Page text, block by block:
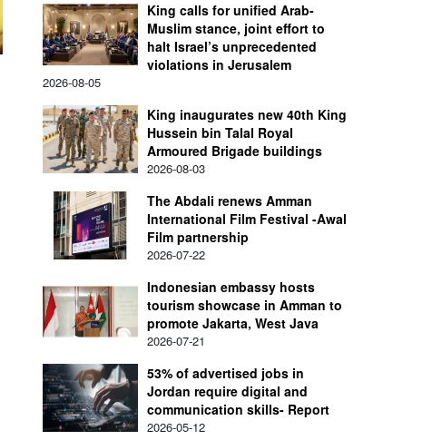
King calls for unified Arab-
Muslim stance, joint effort to
halt Israel’s unprecedented
violations in Jerusalem
2026-08-05
King inaugurates new 40th King
Hussein bin Talal Royal
Armoured Brigade buildings
2026-08-03
The Abdali renews Amman
International Film Festival -Awal
Film partnership
2026-07-22
Indonesian embassy hosts
tourism showcase in Amman to
promote Jakarta, West Java
2026-07-21
53% of advertised jobs in
Jordan require digital and
communication skills- Report
2026-05-12